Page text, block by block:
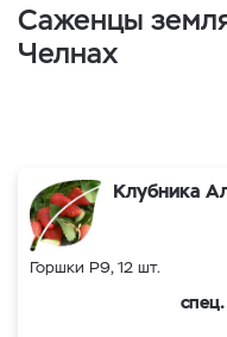
Саженцы
Челнах
Клубника
Горшки Р9, 12 шт.